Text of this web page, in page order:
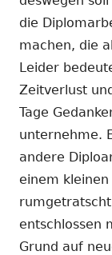
die
machen, die
Leider
Zeitverlust
Tage
unternehme.
andere
einem
entschlossen
Grund auf